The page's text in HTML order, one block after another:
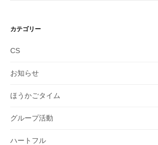
カテゴリー
CS
お知らせ
ほうかごタイム
グループ活動
ハートフル